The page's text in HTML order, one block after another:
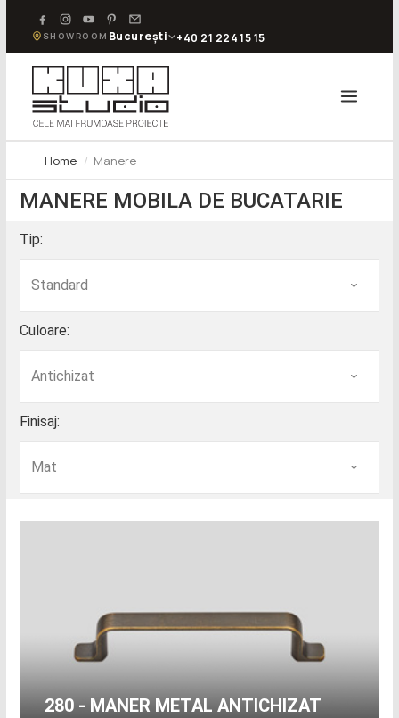
SHOWROOM București +40 21 224 15 15
Home Manere
MANERE MOBILA DE BUCATARIE
Tip:
Culoare:
Finisaj:
280 - MANER METAL ANTICHIZAT